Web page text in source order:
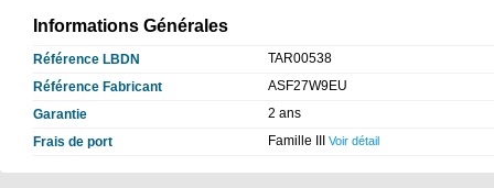
Informations Générales
Référence LBDN
TAR00538
Référence Fabricant
ASF27W9EU
Garantie
2 ans
Frais de port
Famille III Voir détail